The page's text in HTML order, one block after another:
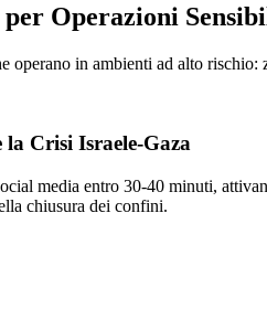
Operazioni
operano in ambienti ad alto
Crisi Israele-Gaza
media entro 30-40 minuti,
chiusura dei confini.